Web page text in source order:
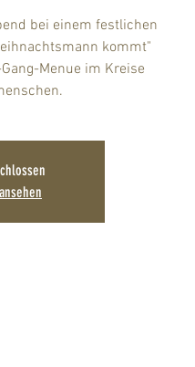
bei einem festlichen
kommt"
Menue im Kreise